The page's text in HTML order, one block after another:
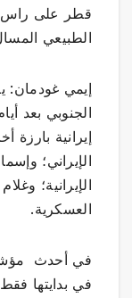
قطر على راس
الطبيعي
إيمي غودمان:
الجنوبي بعد
إيرانية بارزة
الإيراني؛
الإيرانية؛
العسكرية.
في أحدث
في بدايتها